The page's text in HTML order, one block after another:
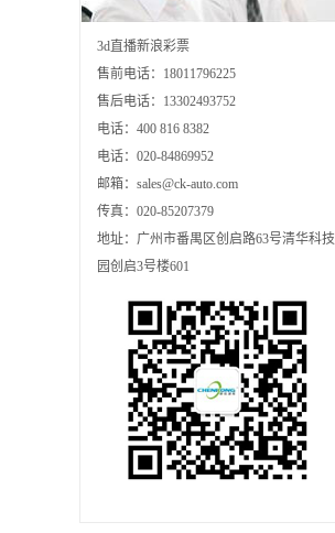
3d直播新浪彩票
售前电话：18011796225
售后电话：13302493752
电话：400 816 8382
电话：020-84869952
邮箱：sales@ck-auto.com
传真：020-85207379
地址：广州市番禺区创启路63号清华科技
园创启3号楼601